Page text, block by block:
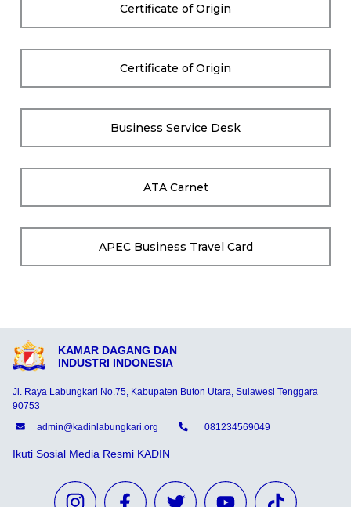
Certificate of Origin
Certificate of Origin
Business Service Desk
ATA Carnet
APEC Business Travel Card
KAMAR DAGANG DAN
INDUSTRI INDONESIA
Jl. Raya Labungkari No.75, Kabupaten Buton Utara, Sulawesi Tenggara
90753
admin@kadinlabungkari.org
081234569049
Ikuti Sosial Media Resmi KADIN